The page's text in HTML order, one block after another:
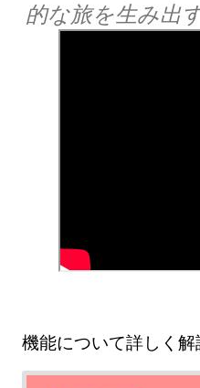
的な旅を生み出
機能について詳しく解